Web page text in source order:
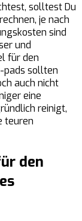
solltest Du
je nach
sind
und
für den
pads sollten
auch nicht
eine
reinigt,
teuren
den